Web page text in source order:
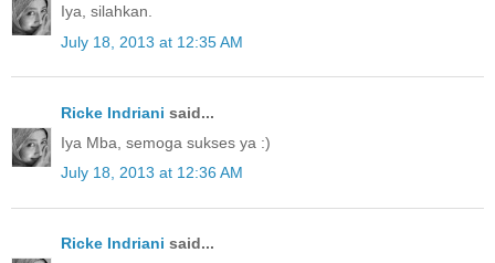
Iya, silahkan.
July 18, 2013 at 12:35 AM
Ricke Indriani said...
Iya Mba, semoga sukses ya :)
July 18, 2013 at 12:36 AM
Ricke Indriani said...